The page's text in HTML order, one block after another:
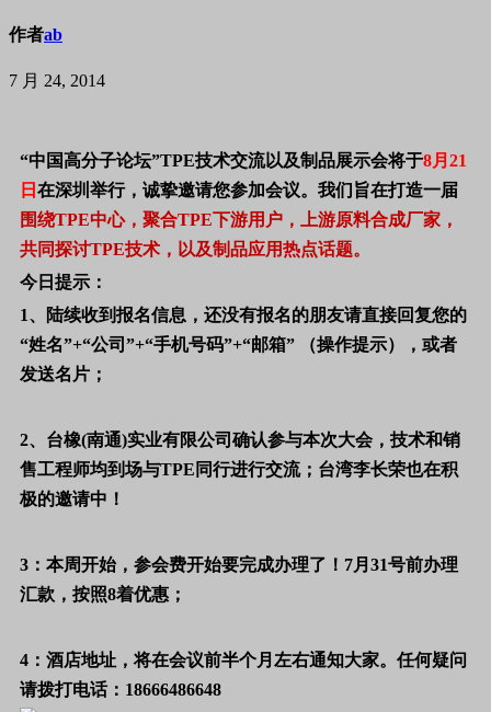
作者ab
7 月 24, 2014
“中国高分子论坛”TPE技术交流以及制品展示会将于8月21
日 在深圳举行，诚挚邀请您参加会议。我们旨在打造一届
围绕TPE中心，聚合TPE下游用户，上游原料合成厂家，
共同探讨TPE技术，以及制品应用热点话题。
今日提示：
1、陆续收到报名信息，还没有报名的朋友请直接回复您的
“姓名”+“公司”+“手机号码”+“邮箱” （操作提示），或者
发送名片；
2、 台橡(南通)实业有限公司确认参与本次大会，技术和销
售工程师均到场与TPE同行进行交流；台湾李长荣也在积
极的邀请中！
3：本周开始，参会费开始要完成办理了！7月31号前办理
汇款，按照8着优惠；
4：酒店地址，将在会议前半个月左右通知大家。任何疑问
请拨打电话：18666486648